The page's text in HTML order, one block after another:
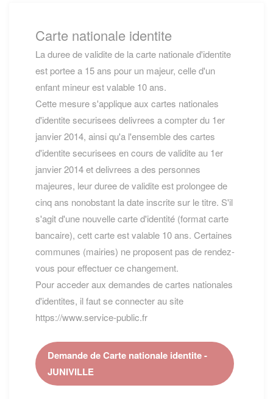
Carte nationale identite
La duree de validite de la carte nationale d'identite
est portee a 15 ans pour un majeur, celle d'un
enfant mineur est valable 10 ans.
Cette mesure s'applique aux cartes nationales
d'identite securisees delivrees a compter du 1er
janvier 2014, ainsi qu'a l'ensemble des cartes
d'identite securisees en cours de validite au 1er
janvier 2014 et delivrees a des personnes
majeures, leur duree de validite est prolongee de
cinq ans nonobstant la date inscrite sur le titre. S'il
s'agit d'une nouvelle carte d'identité (format carte
bancaire), cett carte est valable 10 ans. Certaines
communes (mairies) ne proposent pas de rendez-
vous pour effectuer ce changement.
Pour acceder aux demandes de cartes nationales
d'identites, il faut se connecter au site
https://www.service-public.fr
Demande de Carte nationale identite -
JUNIVILLE